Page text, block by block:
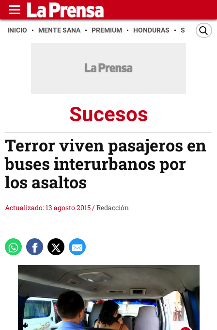
INICIO MENTE SANA PREMIUM HONDURAS SAN PEDRO
Sucesos
Terror viven pasajeros en
buses interurbanos por
los asaltos
Actualizado: 13 agosto 2015/Redacción